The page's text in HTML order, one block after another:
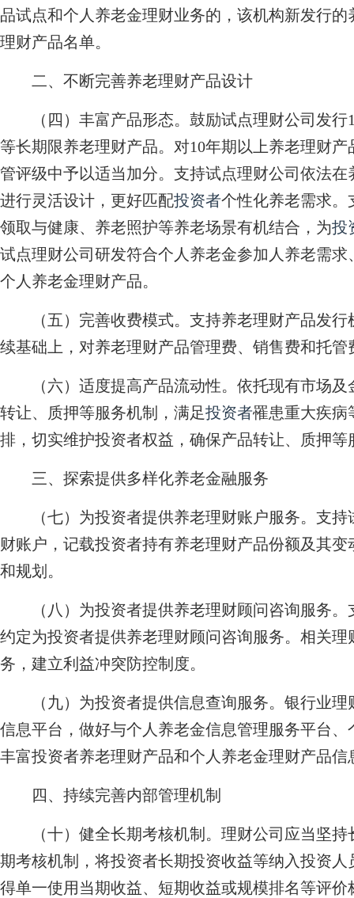
品试点和个人养老金理财业务的，该机构新发行
理财产品名单。
二、不断完善养老理财产品设计
（四）丰富产品形态。鼓励试点理财公司发行
等长期限养老理财产品。对10年期以上养老理财
管评级中予以适当加分。支持试点理财公司依法
进行灵活设计，更好匹配投资者个性化养老需求。
领取与健康、养老照护等养老场景有机结合，为投
试点理财公司研发符合个人养老金参加人养老需
个人养老金理财产品。
（五）完善收费模式。支持养老理财产品发行
续基础上，对养老理财产品管理费、销售费和托
（六）适度提高产品流动性。依托现有市场及
转让、质押等服务机制，满足投资者罹患重大疾病
排，切实维护投资者权益，确保产品转让、质押
三、探索提供多样化养老金融服务
（七）为投资者提供养老理财账户服务。支持
财账户，记载投资者持有养老理财产品份额及其
和规划。
（八）为投资者提供养老理财顾问咨询服务。
约定为投资者提供养老理财顾问咨询服务。相关
务，建立利益冲突防控制度。
（九）为投资者提供信息查询服务。银行业理
信息平台，做好与个人养老金信息管理服务平台
丰富投资者养老理财产品和个人养老金理财产品
四、持续完善内部管理机制
（十）健全长期考核机制。理财公司应当坚持
期考核机制，将投资者长期投资收益等纳入投资
得单一使用当期收益、短期收益或规模排名等评